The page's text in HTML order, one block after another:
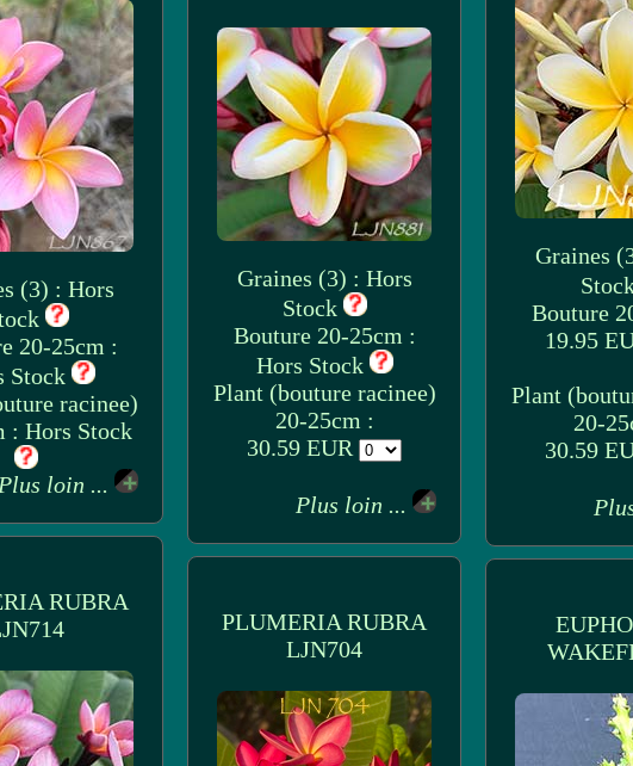
Graines
Bouture
19.95
Plant
20-
30.59
(3) : Hors
20-25cm :
Stock
racinee)
: Hors Stock
Plus loin ...
Graines (3) : Hors
Stock
Bouture 20-25cm :
Hors Stock
Plant (bouture racinee)
20-25cm :
30.59 EUR
Plus loin ...
RUBRA
PLUMERIA RUBRA
LJN704